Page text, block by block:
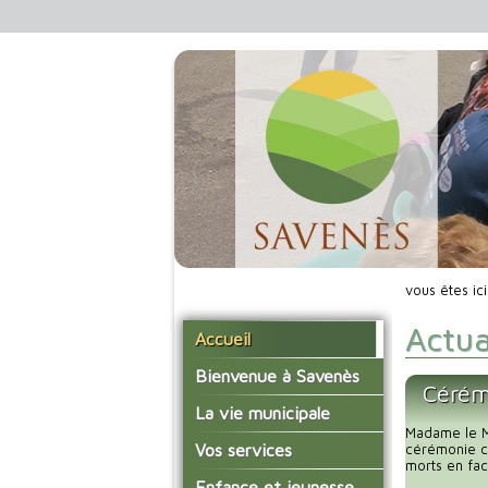
Accueil
Bienvenue à Savenès
Situer Savenès
Savenès en chiffre
L'histoire du village
La vie municipale
Vos élus
Les compte-rendus du
Vos services
La mairie
vous êtes
Madame le
cérémonie
morts en